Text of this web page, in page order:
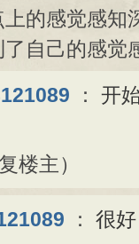
的感觉感知
自己的感觉
： 开
楼主）
： 很